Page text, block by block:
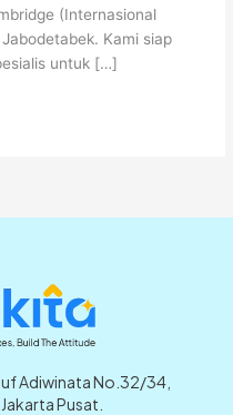
(Internasional
Kami siap
untuk […]
Adiwinata No.32/34,
Pusat.